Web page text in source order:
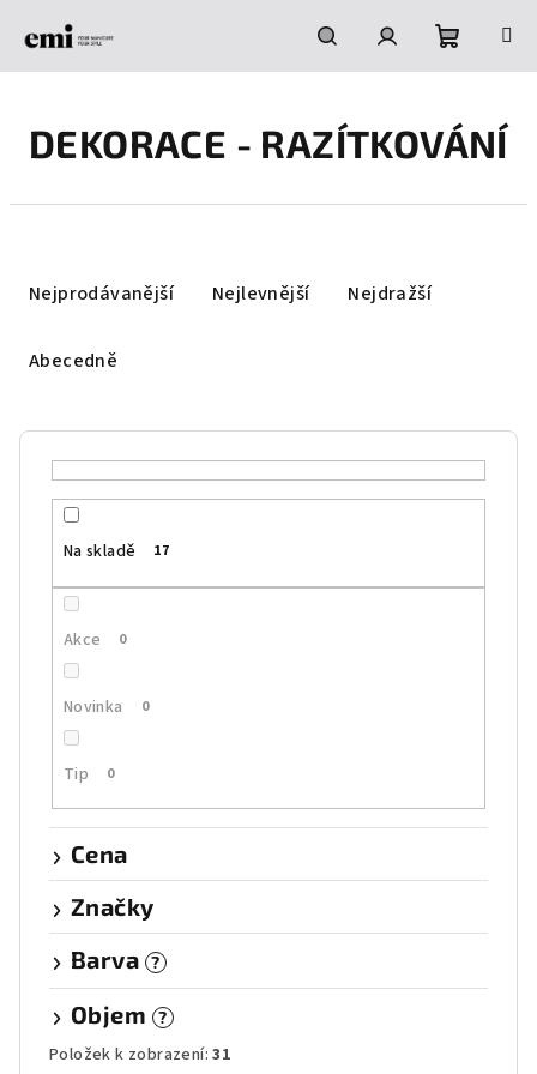
HledatPřihlášeníNákupní
košík
DEKORACE - RAZÍTKOVÁNÍ
Nejprodávanější Nejlevnější Nejdražší
Abecedně
Na skladě 17
Akce 0
Novinka 0
Tip 0
Cena
Značky
Barva
?
Objem ?
Položek k zobrazení:31